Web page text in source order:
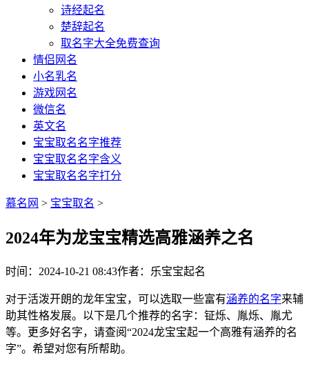
诗经起名
楚辞起名
取名字大全免费查询
情侣网名
小名乳名
游戏网名
微信名
英文名
宝宝取名名字推荐
宝宝取名名字含义
宝宝取名名字打分
慕名网 > 宝宝取名 >
2024年为龙宝宝精选高雅涵养之名
时间：2024-10-21 08:43作者：乐宝宝起名
对于活泼开朗的龙年宝宝，可以选取一些富有涵养的名字来辅
助其性格发展。以下是几个推荐的名字：钲烁、胤烁、胤尤
等。更多好名字，请查阅“2024龙宝宝起一个高雅有涵养的名
字”。希望对您有所帮助。